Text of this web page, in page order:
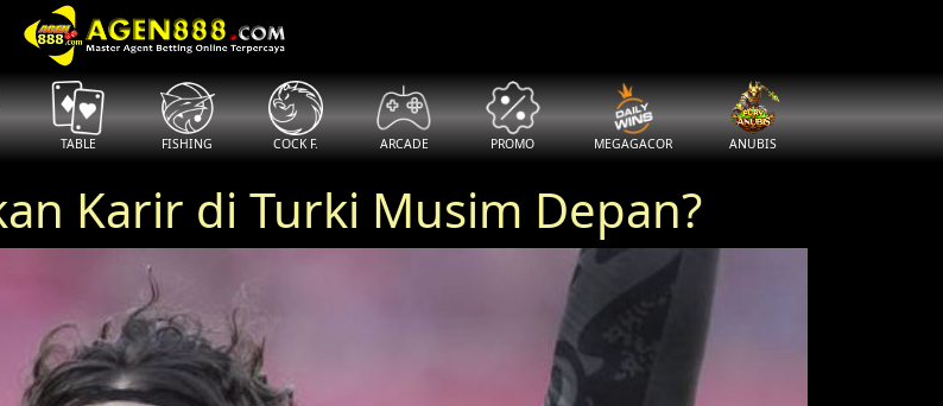
TABLE FISHING COCK F. ARCADE PROMO MEGAGACOR ANUBIS
Karir di Turki Musim Depan?